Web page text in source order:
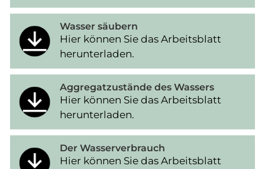
Wasser säubern
Hier können Sie das Arbeitsblatt
herunterladen.
Aggregatzustände des Wassers
Hier können Sie das Arbeitsblatt
herunterladen.
Der Wasserverbrauch
Hier können Sie das Arbeitsblatt